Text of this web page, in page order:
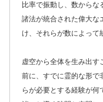
比率で振動し、数からな
諸法が統合された偉大な
け、それらが数によって
虚空から全体を生み出す
前に、すでに霊的な形で
らが必要とする経験が